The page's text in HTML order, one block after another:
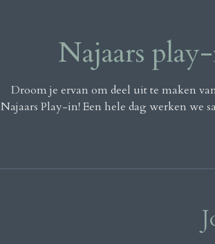
Najaars
Droom je ervan om deel uit te maken
Najaars Play-in! Een hele dag werken we